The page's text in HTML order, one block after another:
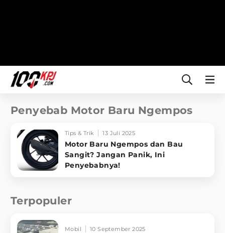
Penyebab Motor Baru Ngempos
Tips & Trik 13 Juli 2025
Motor Baru Ngempos dan Bau
Sangit? Jangan Panik, Ini
Penyebabnya!
Terpopuler
Mobil 10 September 2025